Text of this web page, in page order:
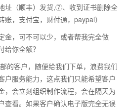
址（顺丰）发货,⑦、收到证书删除全
，支付宝，财付通，paypal）
金，可不可以少，或者帮我完全做
给你全额？
的客户，随便给我们下单，浪费我们
户服务能力，这点我们只能希望客户
，会立刻组织制作流程，会在隔天为
查看。如果客户确认电子版完全无误